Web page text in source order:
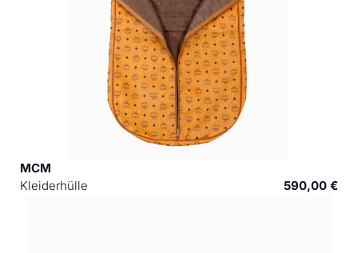
MCM
Kleiderhülle
590,00 €